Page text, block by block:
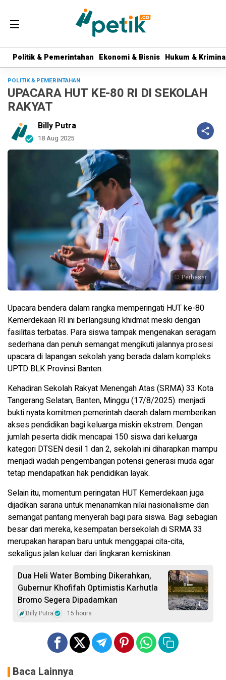
Politik & Pemerintahan Ekonomi & Bisnis Hukum &
Politik & Pemerintahan Ekonomi & Bisnis Hukum &
POLITIK & PEMERINTAHAN
UPACARA HUT KE-80 RI DI SEKOLAH
RAKYAT
Billy Putra
18 Aug 2025
Perbesar
Upacara bendera dalam rangka memperingati HUT ke-80
Kemerdekaan RI ini berlangsung khidmat meski dengan
fasilitas terbatas. Para siswa tampak mengenakan seragam
sederhana dan penuh semangat mengikuti jalannya prosesi
upacara di lapangan sekolah yang berada dalam kompleks
UPTD BLK Provinsi Banten.
Kehadiran Sekolah Rakyat Menengah Atas (SRMA) 33 Kota
Tangerang Selatan, Banten, Minggu (17/8/2025). menjadi
bukti nyata komitmen pemerintah daerah dalam memberikan
akses pendidikan bagi keluarga miskin ekstrem. Dengan
jumlah peserta didik mencapai 150 siswa dari keluarga
kategori DTSEN desil 1 dan 2, sekolah ini diharapkan mampu
menjadi wadah pengembangan potensi generasi muda agar
tetap mendapatkan hak pendidikan layak.
Selain itu, momentum peringatan HUT Kemerdekaan juga
dijadikan sarana untuk menanamkan nilai nasionalisme dan
semangat pantang menyerah bagi para siswa. Bagi sebagian
besar dari mereka, kesempatan bersekolah di SRMA 33
merupakan harapan baru untuk menggapai cita-cita,
sekaligus jalan keluar dari lingkaran kemiskinan.
Dua Heli Water Bombing Dikerahkan,
Gubernur Khofifah Optimistis Karhutla
Bromo Segera Dipadamkan
Billy Putra 15 hours
Baca Lainnya